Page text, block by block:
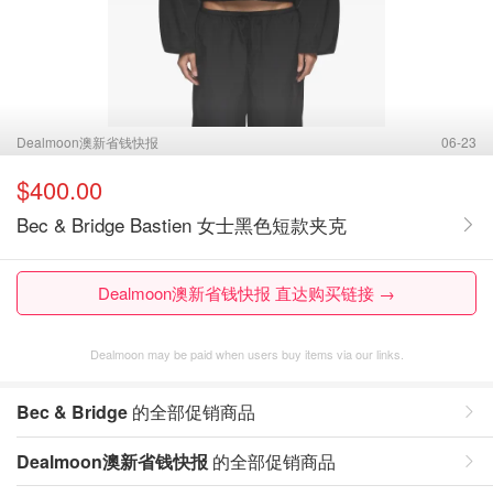
Dealmoon澳新省钱快报 06-23
$400.00
Bec & Bridge Bastien 女士黑色短款夹克
Dealmoon澳新省钱快报 直达购买链接 →
Dealmoon may be paid when users buy items via our links.
Bec & Bridge 的全部促销商品
Dealmoon澳新省钱快报 的全部促销商品